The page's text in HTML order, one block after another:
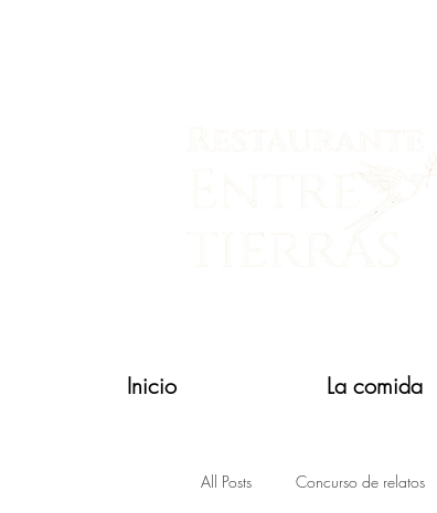
Inicio La comida
All Posts Concurso de relatos